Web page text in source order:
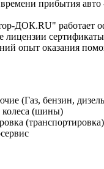
прибытия авто
ДОК.RU" работает
лицензии
опыт оказания
(Газ, бензин,
колеса (шины)
(транспортировка)